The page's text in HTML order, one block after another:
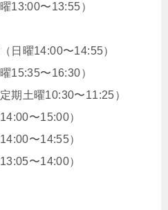
13:00〜13:55）
日曜14:00〜14:55）
15:35〜16:30）
期土曜10:30〜11:25）
〜15:00）
〜14:55）
〜14:00）